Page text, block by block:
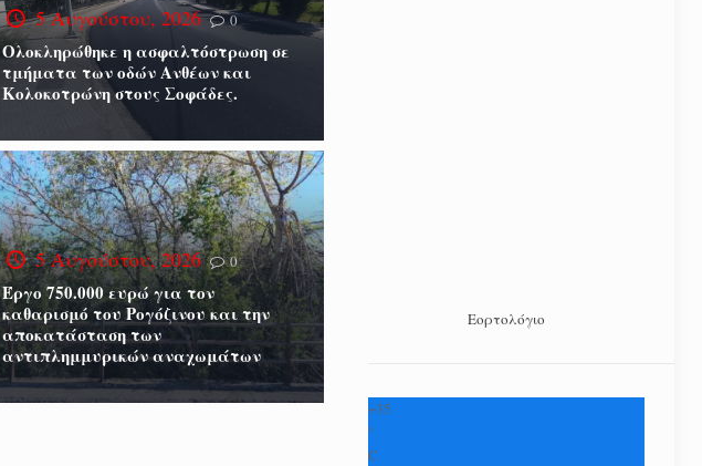
5 Αυγούστου, 2026 0
Ολοκληρώθηκε η ασφαλτόστρωση σε
τμήματα των οδών Ανθέων και
Κολοκοτρώνη στους Σοφάδες.
5 Αυγούστου, 2026 0
Έργο 750.000 ευρώ για τον
καθαρισμό του Ρογόζινου και την
αποκατάσταση των
αντιπλημμυρικών αναχωμάτων
Εορτολόγιο
+35
°
C